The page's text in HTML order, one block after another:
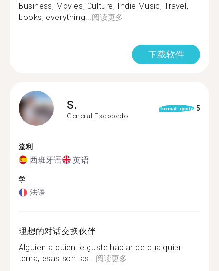
Business, Movies, Culture, Indie Music, Travel,
books, everything...阅读更多
下载软件
S.
General Escobedo
format_quote 5
流利
西班牙语 英语
学
法语
理想的对话交换伙伴
Alguien a quien le guste hablar de cualquier
tema, esas son las...阅读更多